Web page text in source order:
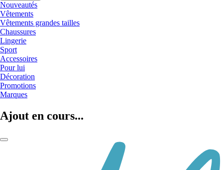
Nouveautés
Vêtements
Vêtements grandes tailles
Chaussures
Lingerie
Sport
Accessoires
Pour lui
Décoration
Promotions
Marques
Ajout en cours...